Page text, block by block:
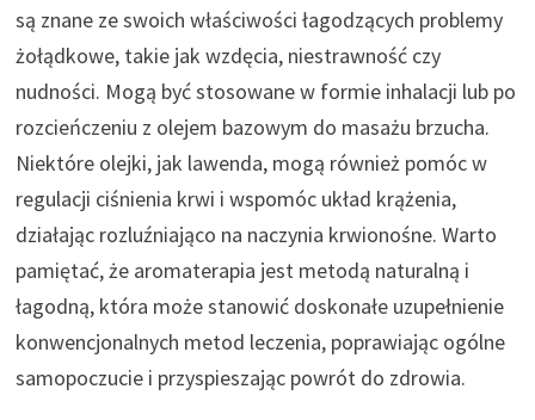
są znane ze swoich właściwości łagodzących problemy
żołądkowe, takie jak wzdęcia, niestrawność czy
nudności. Mogą być stosowane w formie inhalacji lub po
rozcieńczeniu z olejem bazowym do masażu brzucha.
Niektóre olejki, jak lawenda, mogą również pomóc w
regulacji ciśnienia krwi i wspomóc układ krążenia,
działając rozluźniająco na naczynia krwionośne. Warto
pamiętać, że aromaterapia jest metodą naturalną i
łagodną, która może stanowić doskonałe uzupełnienie
konwencjonalnych metod leczenia, poprawiając ogólne
samopoczucie i przyspieszając powrót do zdrowia.